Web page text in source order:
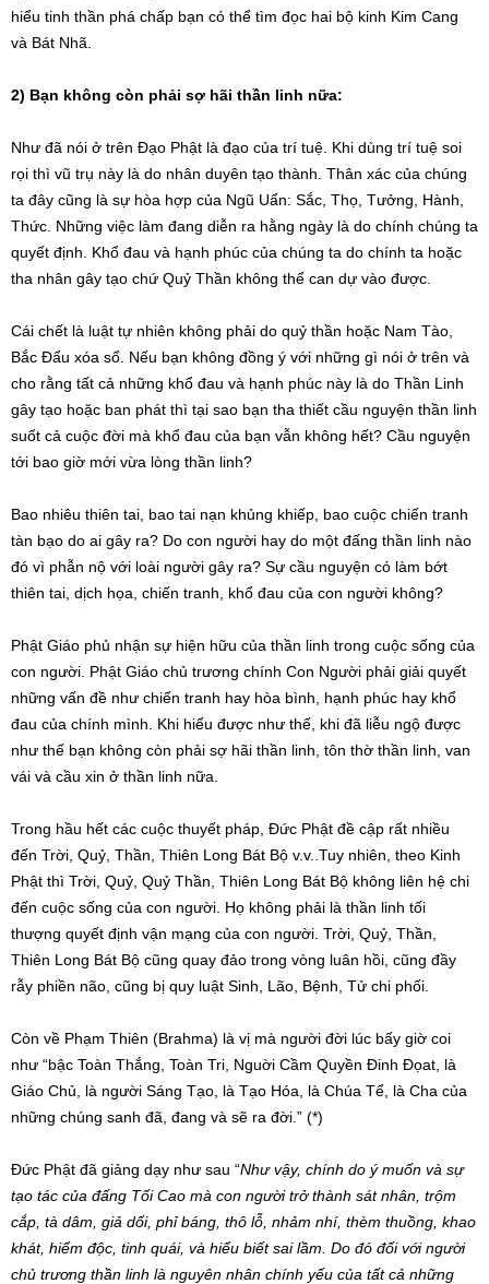
hiểu tinh thần phá chấp bạn có thể tìm đọc hai bộ kinh Kim Cang
và Bát Nhã.
2) Bạn không còn phải sợ hãi thần linh nữa:
Như đã nói ở trên Đạo Phật là đạo của trí tuệ. Khi dùng trí tuệ soi
rọi thì vũ trụ này là do nhân duyên tạo thành. Thân xác của chúng
ta đây cũng là sự hòa hợp của Ngũ Uẩn: Sắc, Thọ, Tưởng, Hành,
Thức. Những việc làm đang diễn ra hằng ngày là do chính chúng ta
quyết định. Khổ đau và hạnh phúc của chúng ta do chính ta hoặc
tha nhân gây tạo chứ Quỷ Thần không thể can dự vào được.
Cái chết là luật tự nhiên không phải do quỷ thần hoặc Nam Tào,
Bắc Đẩu xóa sổ. Nếu bạn không đồng ý với những gì nói ở trên và
cho rằng tất cả những khổ đau và hạnh phúc này là do Thần Linh
gây tạo hoặc ban phát thì tại sao bạn tha thiết cầu nguyện thần linh
suốt cả cuộc đời mà khổ đau của bạn vẫn không hết? Cầu nguyện
tới bao giờ mới vừa lòng thần linh?
Bao nhiêu thiên tai, bao tai nạn khủng khiếp, bao cuộc chiến tranh
tàn bạo do ai gây ra? Do con người hay do một đấng thần linh nào
đó vì phẫn nộ với loài người gây ra? Sự cầu nguyện có làm bớt
thiên tai, dịch họa, chiến tranh, khổ đau của con người không?
Phật Giáo phủ nhận sự hiện hữu của thần linh trong cuộc sống của
con người. Phật Giáo chủ trương chính Con Người phải giải quyết
những vấn đề như chiến tranh hay hòa bình, hạnh phúc hay khổ
đau của chính mình. Khi hiểu được như thế, khi đã liễu ngộ được
như thế bạn không còn phải sợ hãi thần linh, tôn thờ thần linh, van
vái và cầu xin ở thần linh nữa.
Trong hầu hết các cuộc thuyết pháp, Đức Phật đề cập rất nhiều
đến Trời, Quỷ, Thần, Thiên Long Bát Bộ v.v..Tuy nhiên, theo Kinh
Phật thì Trời, Quỷ, Quỷ Thần, Thiên Long Bát Bộ không liên hệ chi
đến cuộc sống của con người. Họ không phải là thần linh tối
thượng quyết định vận mạng của con người. Trời, Quỷ, Thần,
Thiên Long Bát Bộ cũng quay đảo trong vòng luân hồi, cũng đầy
rẫy phiền não, cũng bị quy luật Sinh, Lão, Bệnh, Tử chi phối.
Còn về Phạm Thiên (Brahma) là vị mà người đời lúc bấy giờ coi
như “bậc Toàn Thắng, Toàn Tri, Nguời Cầm Quyền Đinh Đọat, là
Giáo Chủ, là người Sáng Tạo, là Tạo Hóa, là Chúa Tể, là Cha của
những chúng sanh đã, đang và sẽ ra đời.” (*)
Đức Phật đã giảng dạy như sau “Như vậy, chính do ý muốn và sự
tạo tác của đấng Tối Cao mà con người trở thành sát nhân, trộm
cắp, tà dâm, giả dối, phỉ báng, thô lỗ, nhảm nhí, thèm thuồng, khao
khát, hiểm độc, tinh quái, và hiểu biết sai lầm. Do đó đối với người
chủ trương thần linh là nguyên nhân chính yếu của tất cả những